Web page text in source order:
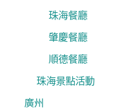
珠海餐廳
肇慶餐廳
順德餐廳
珠海景點活動
廣州